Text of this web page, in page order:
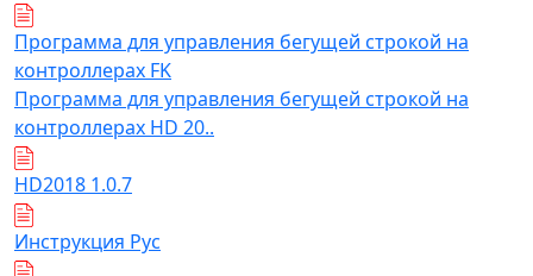
Программа для управления бегущей строкой на
контроллерах FK
Программа для управления бегущей строкой на
контроллерах HD 20..
HD2018 1.0.7
Инструкция Рус